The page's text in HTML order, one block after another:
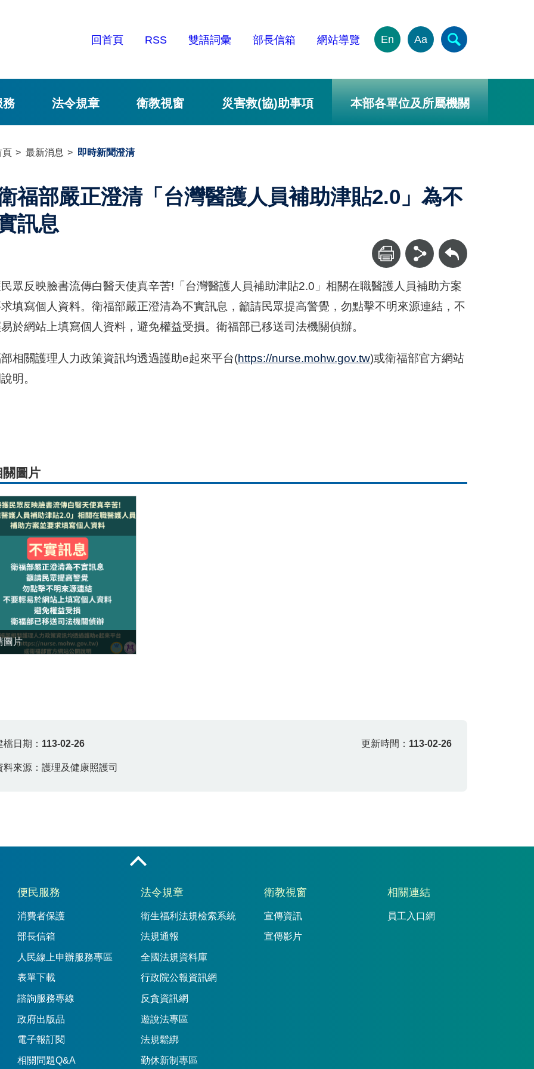
回首頁 RSS 雙語詞彙 部長信箱 網站導覽 En Aa
務 法令規章 衛教視窗 災害救(協)助事項 本部各單位及所屬機關
頁 最新消息 即時新聞澄清
福部嚴正澄清「台灣醫護人員補助津貼2.0」為不
訊息
回上一頁
眾反映臉書流傳白醫天使真辛苦!「台灣醫護人員補助津貼2.0」相關在職醫護人員補助方案
填寫個人資料。衛福部嚴正澄清為不實訊息，籲請民眾提高警覺，勿點擊不明來源連結，不
於網站上填寫個人資料，避免權益受損。衛福部已移送司法機關偵辦。
相關護理人力政策資訊均透過護助e起來平台(https://nurse.mohw.gov.tw)或衛福部官方網站
明。
關圖片
圖片
檔日期： 113-02-26 更新時間： 113-02-26
料來源：護理及健康照護司
便民服務
消費者保護
部長信箱
人民線上申辦服務專區
表單下載
諮詢服務專線
政府出版品
電子報訂閱
相關問題Q&A
法令規章
衛生福利法規檢索系統
法規通報
全國法規資料庫
行政院公報資訊網
反貪資訊網
遊說法專區
法規鬆綁
勤休新制專區
衛教視窗
宣傳資訊
宣傳影片
相關連結
員工入口網